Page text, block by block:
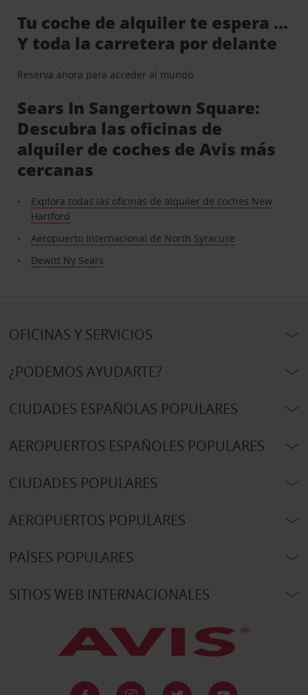
Tu coche de alquiler te espera …
Y toda la carretera por delante
Reserva ahora para acceder al mundo.
Sears In Sangertown Square:
Descubra las oficinas de
alquiler de coches de Avis más
cercanas
Explora todas las oficinas de alquiler de coches New
Hartford
Aeropuerto Internacional de North Syracuse
Dewitt Ny Sears
OFICINAS Y SERVICIOS
¿PODEMOS AYUDARTE?
CIUDADES ESPAÑOLAS POPULARES
AEROPUERTOS ESPAÑOLES POPULARES
CIUDADES POPULARES
AEROPUERTOS POPULARES
PAÍSES POPULARES
SITIOS WEB INTERNACIONALES